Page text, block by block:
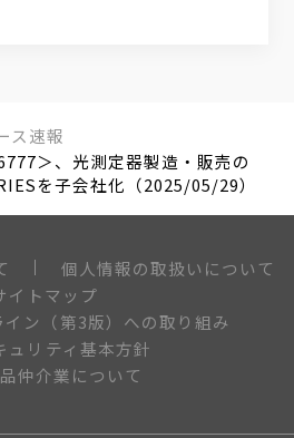
ス速報
＞、光測定器製造・販売の
を子会社化（2025/05/29）
個人情報の取扱いについて
イトマップ
ン（第3版）への取り組み
ュリティ基本方針
仲介業について